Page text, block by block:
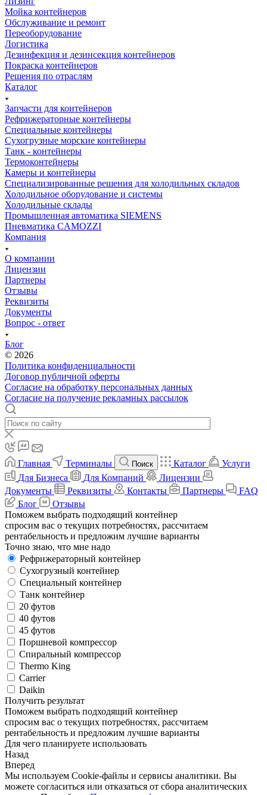
Мойка контейнеров
Обслуживание и ремонт
Переоборудование
Логистика
Дезинфекция и дезинсекция контейнеров
Покраска контейнеров
Решения по отраслям
Каталог
Запчасти для контейнеров
Рефрижераторные контейнеры
Специальные контейнеры
Сухогрузные морские контейнеры
Танк - контейнеры
Термоконтейнеры
Камеры и контейнеры
Специализированные решения для холодильных складов
Холодильное оборудование и системы
Холодильные склады
Промышленная автоматика SIEMENS
Пневматика CAMOZZI
Компания
О компании
Лицензии
Партнеры
Отзывы
Реквизиты
Документы
Вопрос - ответ
Блог
© 2026
Политика конфиденциальности
Договор публичной оферты
Согласие на обработку персональных данных
Согласие на получение рекламных рассылок
Главная Терминалы Поиск Каталог
Услуги
Для Бизнеса
Для Компаний
Лицензии
Документы
Реквизиты Контакты Партнеры
FAQ
Блог
Отзывы
Поможем выбрать подходящий контейнер
спросим вас о текущих потребностях, рассчитаем
рентабельность и предложим лучшие варианты
Точно знаю, что мне надо
Рефрижераторный контейнер
Сухогрузный контейнер
Специальный контейнер
Танк контейнер
20 футов
40 футов
45 футов
Поршневой компрессор
Спиральный компрессор
Thermo King
Carrier
Daikin
Получить результат
Поможем выбрать подходящий контейнер
спросим вас о текущих потребностях, рассчитаем
рентабельность и предложим лучшие варианты
Для чего планируете использовать
Назад
Вперед
Мы используем Cookie-файлы и сервисы аналитики. Вы
можете согласиться или отказаться от сбора аналитических